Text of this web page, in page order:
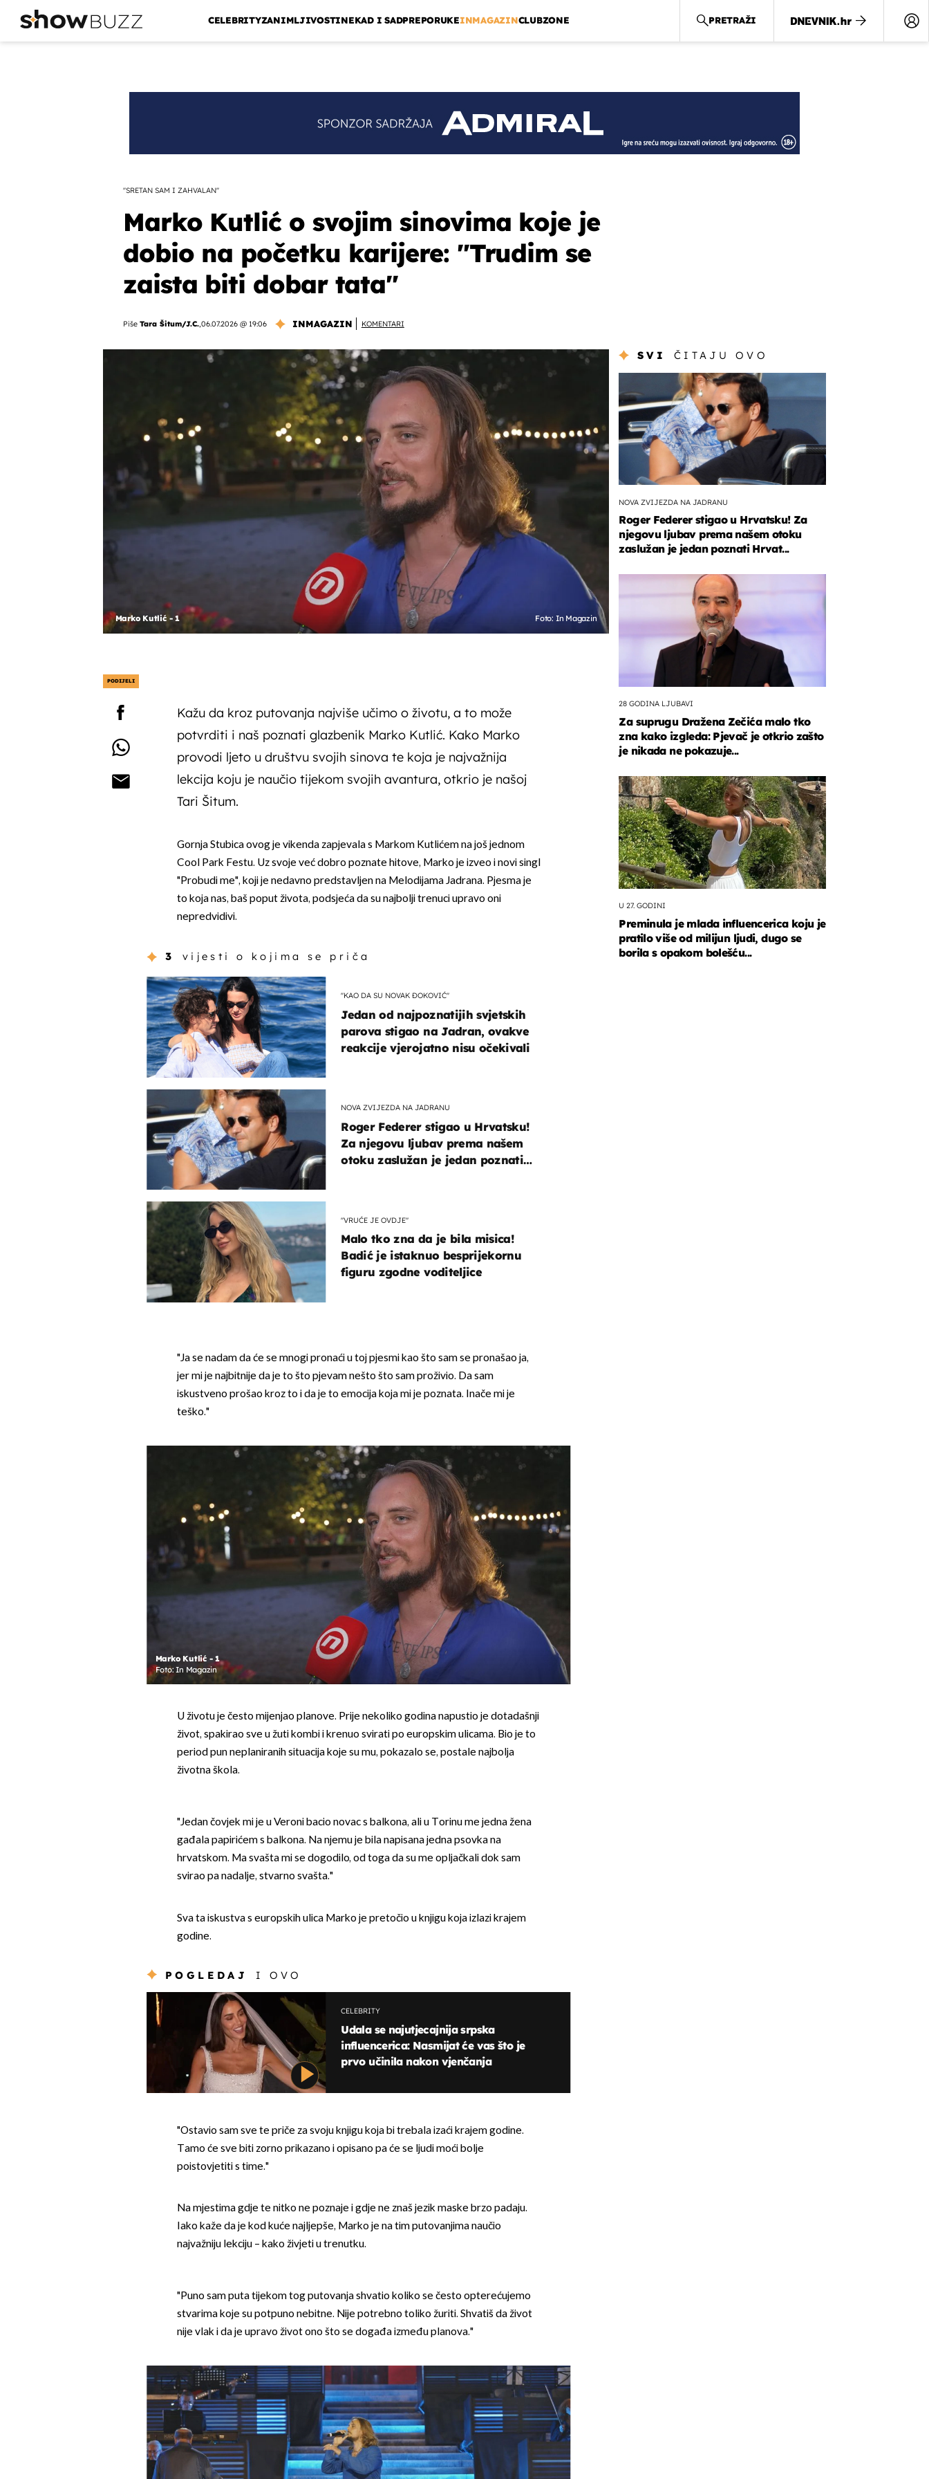
CELEBRITYZANIMLJIVOSTINEKAD I SADPREPORUKEINMAGAZINCLUBZONE PRETRAŽI
''SRETAN SAM I ZAHVALAN''
Marko Kutlić o svojim sinovima koje je
dobio na početku karijere: ''Trudim se
zaista biti dobar tata''
Piše Tara Šitum/J.C.,06.07.2026 @ 19:06 INMAGAZIN KOMENTARI
Marko Kutlić - 1 Foto: In Magazin
PODIJELI
Kažu da kroz putovanja najviše učimo o životu, a to može
potvrditi i naš poznati glazbenik Marko Kutlić. Kako Marko
provodi ljeto u društvu svojih sinova te koja je najvažnija
lekcija koju je naučio tijekom svojih avantura, otkrio je našoj
Tari Šitum.
Gornja Stubica ovog je vikenda zapjevala s Markom Kutlićem na još jednom
Cool Park Festu. Uz svoje već dobro poznate hitove, Marko je izveo i novi singl
"Probudi me", koji je nedavno predstavljen na Melodijama Jadrana. Pjesma je
to koja nas, baš poput života, podsjeća da su najbolji trenuci upravo oni
nepredvidivi.
3 vijesti o kojima se priča
"KAO DA SU NOVAK ĐOKOVIĆ"
Jedan od najpoznatijih svjetskih
parova stigao na Jadran, ovakve
reakcije vjerojatno nisu očekivali
NOVA ZVIJEZDA NA JADRANU
Roger Federer stigao u Hrvatsku!
Za njegovu ljubav prema našem
otoku zaslužan je jedan poznati
"VRUĆE JE OVDJE"
Malo tko zna da je bila misica!
Badić je istaknuo besprijekornu
figuru zgodne voditeljice
"Ja se nadam da će se mnogi pronaći u toj pjesmi kao što sam se pronašao ja,
jer mi je najbitnije da je to što pjevam nešto što sam proživio. Da sam
iskustveno prošao kroz to i da je to emocija koja mi je poznata. Inače mi je
teško."
Marko Kutlić - 1
Foto: In Magazin
U životu je često mijenjao planove. Prije nekoliko godina napustio je dotadašnji
život, spakirao sve u žuti kombi i krenuo svirati po europskim ulicama. Bio je to
period pun neplaniranih situacija koje su mu, pokazalo se, postale najbolja
životna škola.
"Jedan čovjek mi je u Veroni bacio novac s balkona, ali u Torinu me jedna žena
gađala papirićem s balkona. Na njemu je bila napisana jedna psovka na
hrvatskom. Ma svašta mi se dogodilo, od toga da su me opljačkali dok sam
svirao pa nadalje, stvarno svašta."
Sva ta iskustva s europskih ulica Marko je pretočio u knjigu koja izlazi krajem
godine.
POGLEDAJ I OVO
CELEBRITY
Udala se najutjecajnija srpska
influencerica: Nasmijat će vas što je
prvo učinila nakon vjenčanja
"Ostavio sam sve te priče za svoju knjigu koja bi trebala izaći krajem godine.
Tamo će sve biti zorno prikazano i opisano pa će se ljudi moći bolje
poistovjetiti s time."
Na mjestima gdje te nitko ne poznaje i gdje ne znaš jezik maske brzo padaju.
Iako kaže da je kod kuće najljepše, Marko je na tim putovanjima naučio
najvažniju lekciju – kako živjeti u trenutku.
"Puno sam puta tijekom tog putovanja shvatio koliko se često opterećujemo
stvarima koje su potpuno nebitne. Nije potrebno toliko žuriti. Shvatiš da život
nije vlak i da je upravo život ono što se događa između planova."
SVI ČITAJU OVO
NOVA ZVIJEZDA NA JADRANU
Roger Federer stigao u Hrvatsku! Za
njegovu ljubav prema našem otoku
zaslužan je jedan poznati Hrvat...
28 GODINA LJUBAVI
Za suprugu Dražena Zečića malo tko
zna kako izgleda: Pjevač je otkrio zašto
je nikada ne pokazuje...
U 27. GODINI
Preminula je mlada influencerica koju je
pratilo više od milijun ljudi, dugo se
borila s opakom bolešću...
OMOGUĆI OBAVIJESTI